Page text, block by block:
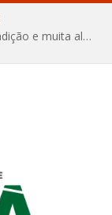
Afuá comemora 136 anos com orgulho, tradição e muita alegria na Quadra Dr. Nelson Salomão